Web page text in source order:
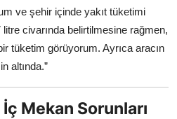
ve şehir içinde yakıt tüketimi
civarında belirtilmesine rağmen,
tüketim görüyorum. Ayrıca aracın
altında.”
Mekan Sorunları